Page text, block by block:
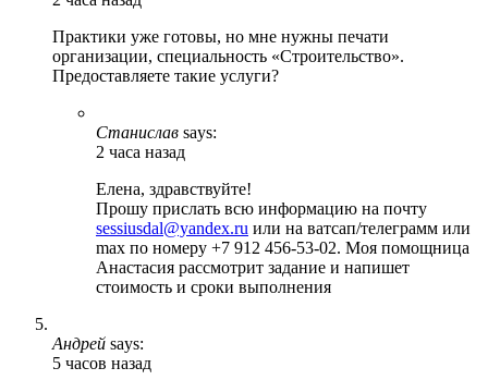
Практики уже готовы, но мне нужны печати
организации, специальность «Строительство».
Предоставляете такие услуги?
Станислав says:
2 часа назад
Елена, здравствуйте!
Прошу прислать всю информацию на почту
sessiusdal@yandex.ru или на ватсап/телеграмм или
max по номеру +7 912 456-53-02. Моя помощница
Анастасия рассмотрит задание и напишет
стоимость и сроки выполнения
Андрей says:
5 часов назад